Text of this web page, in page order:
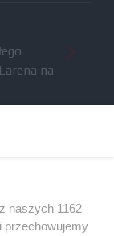
na
Martina i
się
naszych 1162
przechowujemy